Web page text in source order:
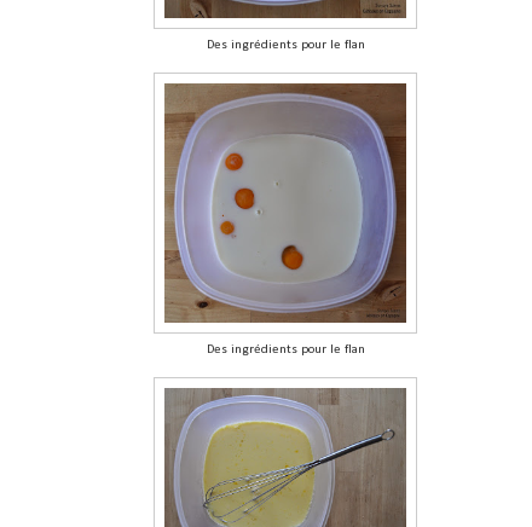
Des ingrédients pour le flan
Des ingrédients pour le flan